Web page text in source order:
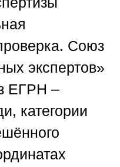
Союз
экспертов»
ЕГРН –
категории